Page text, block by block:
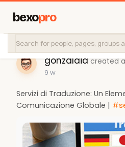
bexopro
gonzalaid created
9 w
Servizi di Traduzione: Un
Comunicazione Globale |